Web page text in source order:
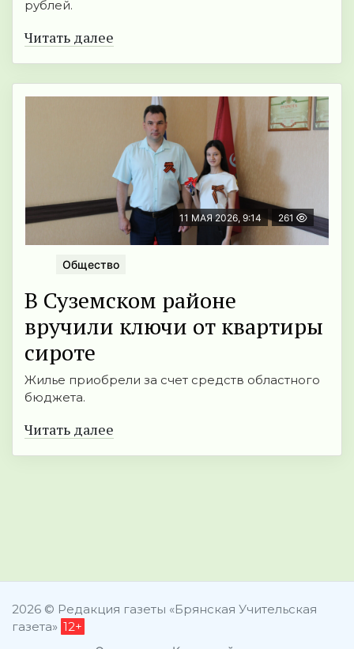
рублей.
Читать далее
11 МАЯ 2026, 9:14 261
Общество
В Суземском районе
вручили ключи от квартиры
сироте
Жилье приобрели за счет средств областного
бюджета.
Читать далее
2026 © Редакция газеты «Брянская Учительская
газета» 12+